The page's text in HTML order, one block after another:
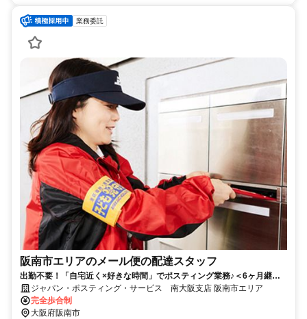
業務委託
阪南市エリアのメール便の配達スタッフ
出勤不要！「自宅近く×好きな時間」でポスティング業務♪＜6ヶ月継続
勤務で合計2万円のプチボーナス＞
ジャパン・ポスティング・サービス 南大阪支店 阪南市エリア
完全歩合制
大阪府阪南市